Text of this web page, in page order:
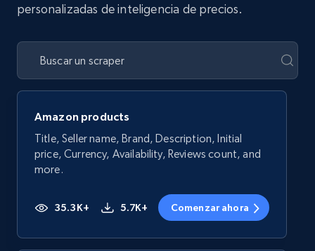
personalizadas de inteligencia de precios.
Amazon products
Title, Seller name, Brand, Description, Initial
price, Currency, Availability, Reviews count, and
more.
35.3K+ 5.7K+ Comenzar ahora